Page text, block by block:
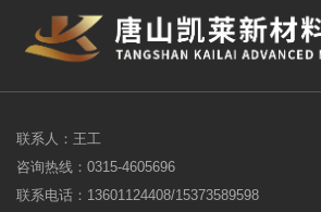
联系人：王工
咨询热线：0315-4605696
联系电话：13601124408/15373589598